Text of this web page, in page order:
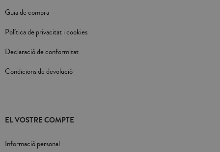
Guia de compra
Política de privacitat i cookies
Declaració de conformitat
Condicions de devolució
EL VOSTRE COMPTE
Informació personal